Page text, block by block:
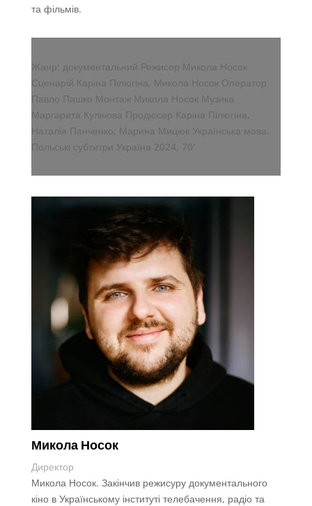
та фільмів.
Жанр: документальний Режисер Микола Носок
Сценарій Каріна Пілюгіна, Микола Носок Оператор
Павло Пашко Монтаж Микола Носок Музика
Маргарита Кулічова Продюсер Каріна Пілюгіна,
Наталія Панченко, Марина Мицюк Українська мова.
Польські субтитри Україна 2024, 70′
Микола Носок
Директор
Микола Носок. Закінчив режисуру документального
кіно в Українському інституті телебачення, радіо та